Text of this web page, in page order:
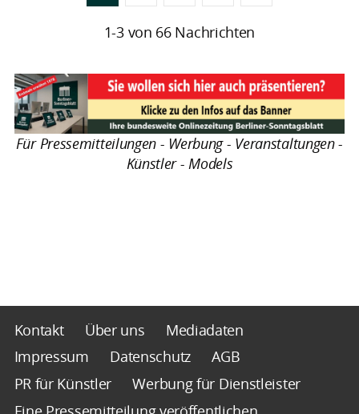
1-3 von 66 Nachrichten
Für Pressemitteilungen - Werbung - Veranstaltungen -
Künstler - Models
Kontakt Über uns
Mediadaten
Impressum
Datenschutz
AGB
PR für Künstler
Werbung für Dienstleister